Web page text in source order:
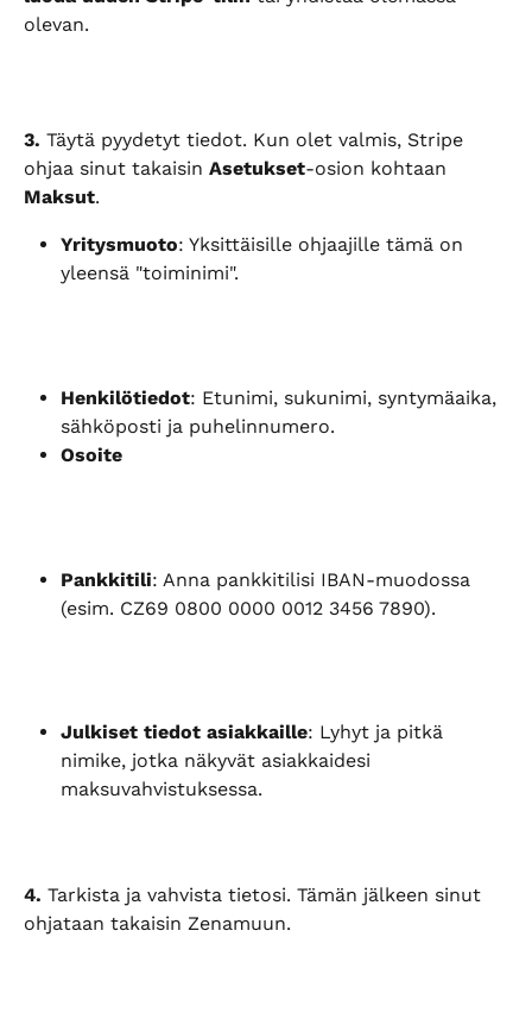
olevan.
3. Täytä pyydetyt tiedot. Kun olet valmis, Stripe
ohjaa sinut takaisin Asetukset-osion kohtaan
Maksut.
Yritysmuoto: Yksittäisille ohjaajille tämä on
yleensä "toiminimi".
Henkilötiedot: Etunimi, sukunimi, syntymäaika,
sähköposti ja puhelinnumero.
Osoite
Pankkitili: Anna pankkitilisi IBAN-muodossa
(esim. CZ69 0800 0000 0012 3456 7890).
Julkiset tiedot asiakkaille: Lyhyt ja pitkä
nimike, jotka näkyvät asiakkaidesi
maksuvahvistuksessa.
4. Tarkista ja vahvista tietosi. Tämän jälkeen sinut
ohjataan takaisin Zenamuun.